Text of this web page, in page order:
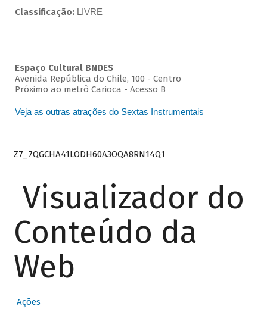
Classificação: LIVRE
Espaço Cultural BNDES
Avenida República do Chile, 100 - Centro
Próximo ao metrô Carioca - Acesso B
Veja as outras atrações do Sextas Instrumentais
Z7_7QGCHA41LODH60A3OQA8RN14Q1
Visualizador do
Conteúdo da
Web
Ações